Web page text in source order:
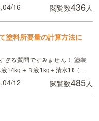
の下塗りシーラーで大丈夫でし
16 閲覧数436人
塗料所要量の計算方法に
る質問ですみません！ 塗装
14kg＋Ｂ液1kg＋清水1ℓ（計
＋
12 閲覧数485人